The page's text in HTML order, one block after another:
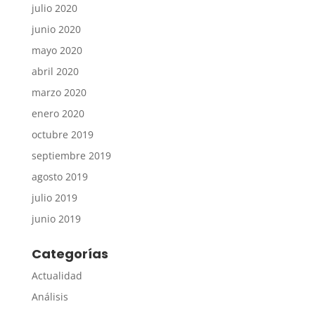
julio 2020
junio 2020
mayo 2020
abril 2020
marzo 2020
enero 2020
octubre 2019
septiembre 2019
agosto 2019
julio 2019
junio 2019
Categorías
Actualidad
Análisis